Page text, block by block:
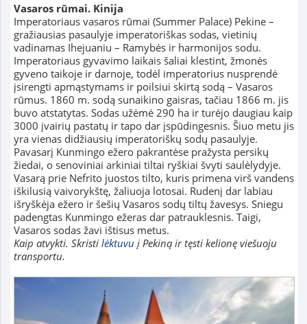
Vasaros rūmai. Kinija
Imperatoriaus vasaros rūmai (Summer Palace) Pekine –
gražiausias pasaulyje imperatoriškas sodas, vietinių
vadinamas Ihejuaniu – Ramybės ir harmonijos sodu.
Imperatoriaus gyvavimo laikais šaliai klestint, žmonės
gyveno taikoje ir darnoje, todėl imperatorius nusprendė
įsirengti apmąstymams ir poilsiui skirtą sodą – Vasaros
rūmus. 1860 m. sodą sunaikino gaisras, tačiau 1866 m. jis
buvo atstatytas. Sodas užėmė 290 ha ir turėjo daugiau kaip
3000 įvairių pastatų ir tapo dar įspūdingesnis. Šiuo metu jis
yra vienas didžiausių imperatoriškų sodų pasaulyje.
Pavasarį Kunmingo ežero pakrantėse pražysta persikų
žiedai, o senoviniai arkiniai tiltai ryškiai švyti saulėlydyje.
Vasarą prie Nefrito juostos tilto, kuris primena virš vandens
iškilusią vaivorykštę, žaliuoja lotosai. Rudenį dar labiau
išryškėja ežero ir šešių Vasaros sodų tiltų žavesys. Sniegu
padengtas Kunmingo ežeras dar patrauklesnis. Taigi,
Vasaros sodas žavi ištisus metus.
Kaip atvykti. Skristi lėktuvu į Pekiną ir tęsti kelionę viešuoju
transportu.